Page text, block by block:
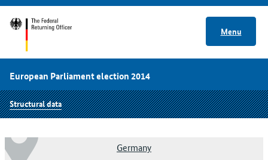
Menu
European Parliament election 2014
Structural data
Germany